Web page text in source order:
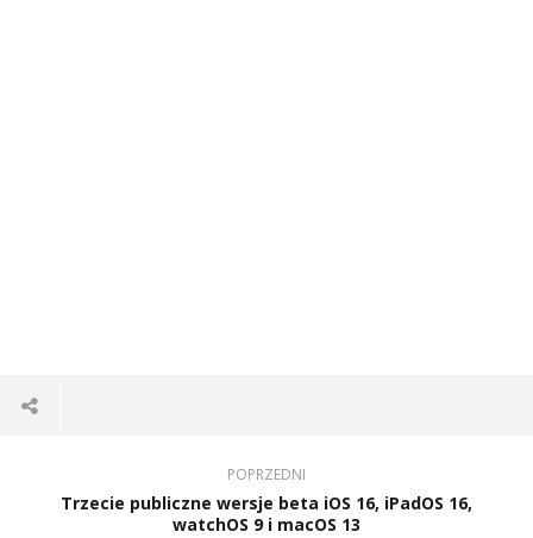
POPRZEDNI
Trzecie publiczne wersje beta iOS 16, iPadOS 16,
watchOS 9 i macOS 13